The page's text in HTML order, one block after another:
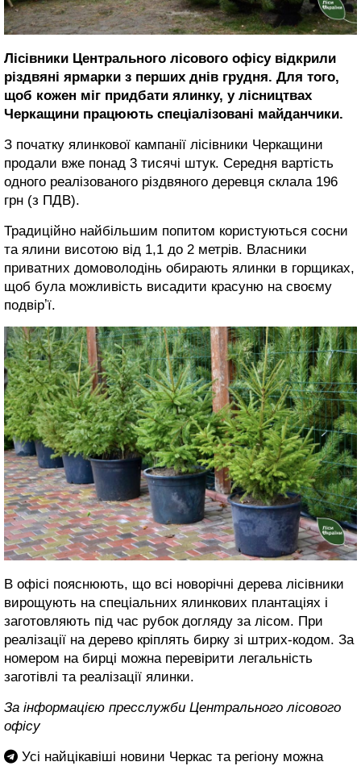
Лісівники Центрального лісового офісу відкрили
різдвяні ярмарки з перших днів грудня. Для того,
щоб кожен міг придбати ялинку, у лісництвах
Черкащини працюють спеціалізовані майданчики.
З початку ялинкової кампанії лісівники Черкащини
продали вже понад 3 тисячі штук. Середня вартість
одного реалізованого різдвяного деревця склала 196
грн (з ПДВ).
Традиційно найбільшим попитом користуються сосни
та ялини висотою від 1,1 до 2 метрів. Власники
приватних домоволодінь обирають ялинки в горщиках,
щоб була можливість висадити красуню на своєму
подвірʼї.
В офісі пояснюють, що всі новорічні дерева лісівники
вирощують на спеціальних ялинкових плантаціях і
заготовляють під час рубок догляду за лісом. При
реалізації на дерево кріплять бирку зі штрих-кодом. За
номером на бирці можна перевірити легальність
заготівлі та реалізації ялинки.
За інформацією пресслужби Центрального лісового
офісу
Усі найцікавіші новини Черкас та регіону можна